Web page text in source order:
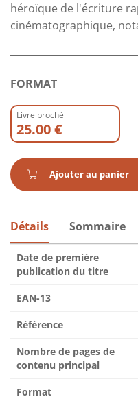
héroïque de l'écriture
cinématographique,
FORMAT
Livre broché
25.00 €
Ajouter au panier
Détails Sommaire
Date de première
publication du titre
EAN-13
Référence
Nombre de pages de
contenu principal
Format